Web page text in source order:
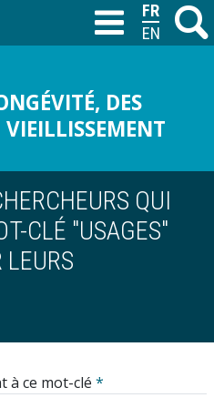
M
DES
VIEILLISSEMENT
T
QUI
CLÉ "USAGES"
LEURS
à ce mot-clé *
FRANÇAIS
ENGLISH